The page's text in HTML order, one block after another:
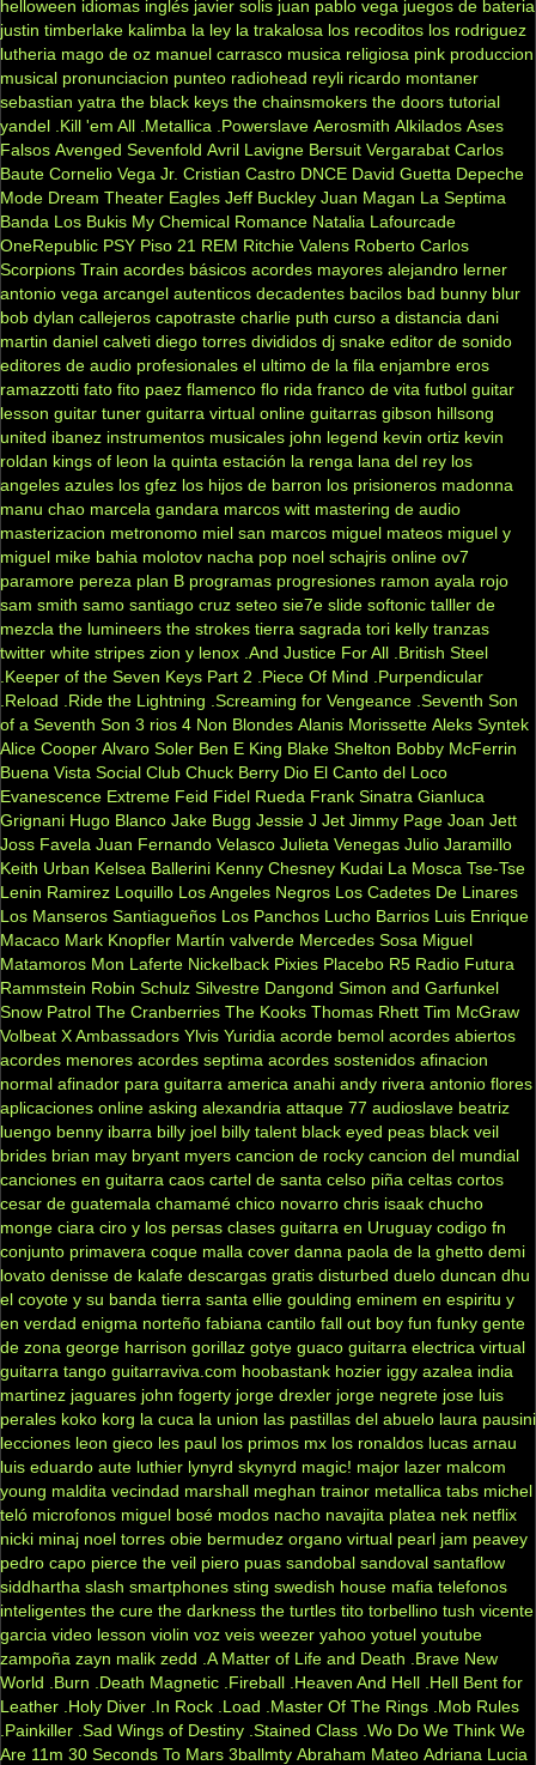
helloween idiomas inglés javier solis juan pablo vega juegos de bateria
justin timberlake kalimba la ley la trakalosa los recoditos los rodriguez
lutheria mago de oz manuel carrasco musica religiosa pink produccion
musical pronunciacion punteo radiohead reyli ricardo montaner
sebastian yatra the black keys the chainsmokers the doors tutorial
yandel .Kill 'em All .Metallica .Powerslave Aerosmith Alkilados Ases
Falsos Avenged Sevenfold Avril Lavigne Bersuit Vergarabat Carlos
Baute Cornelio Vega Jr. Cristian Castro DNCE David Guetta Depeche
Mode Dream Theater Eagles Jeff Buckley Juan Magan La Septima
Banda Los Bukis My Chemical Romance Natalia Lafourcade
OneRepublic PSY Piso 21 REM Ritchie Valens Roberto Carlos
Scorpions Train acordes básicos acordes mayores alejandro lerner
antonio vega arcangel autenticos decadentes bacilos bad bunny blur
bob dylan callejeros capotraste charlie puth curso a distancia dani
martin daniel calveti diego torres divididos dj snake editor de sonido
editores de audio profesionales el ultimo de la fila enjambre eros
ramazzotti fato fito paez flamenco flo rida franco de vita futbol guitar
lesson guitar tuner guitarra virtual online guitarras gibson hillsong
united ibanez instrumentos musicales john legend kevin ortiz kevin
roldan kings of leon la quinta estación la renga lana del rey los
angeles azules los gfez los hijos de barron los prisioneros madonna
manu chao marcela gandara marcos witt mastering de audio
masterizacion metronomo miel san marcos miguel mateos miguel y
miguel mike bahia molotov nacha pop noel schajris online ov7
paramore pereza plan B programas progresiones ramon ayala rojo
sam smith samo santiago cruz seteo sie7e slide softonic talller de
mezcla the lumineers the strokes tierra sagrada tori kelly tranzas
twitter white stripes zion y lenox .And Justice For All .British Steel
.Keeper of the Seven Keys Part 2
.Piece Of Mind
.Purpendicular
.Reload
.Ride the Lightning .Screaming for Vengeance .Seventh Son
of a Seventh Son 3 rios 4 Non Blondes Alanis Morissette Aleks Syntek
Alice Cooper Alvaro Soler Ben E King Blake Shelton Bobby McFerrin
Buena Vista Social Club Chuck Berry Dio El Canto del Loco
Evanescence Extreme Feid Fidel Rueda Frank Sinatra Gianluca
Grignani Hugo Blanco Jake Bugg Jessie J Jet Jimmy Page Joan Jett
Joss Favela Juan Fernando Velasco Julieta Venegas Julio Jaramillo
Keith Urban Kelsea Ballerini Kenny Chesney Kudai La Mosca Tse-Tse
Lenin Ramirez Loquillo Los Angeles Negros Los Cadetes De Linares
Los Manseros Santiagueños Los Panchos Lucho Barrios Luis Enrique
Macaco Mark Knopfler Martín valverde Mercedes Sosa Miguel
Matamoros Mon Laferte Nickelback Pixies Placebo R5 Radio Futura
Rammstein Robin Schulz Silvestre Dangond Simon and Garfunkel
Snow Patrol The Cranberries The Kooks Thomas Rhett Tim McGraw
Volbeat X Ambassadors Ylvis Yuridia acorde bemol acordes abiertos
acordes menores acordes septima acordes sostenidos afinacion
normal afinador para guitarra america anahi andy rivera antonio flores
aplicaciones online asking alexandria attaque 77 audioslave beatriz
luengo benny ibarra billy joel billy talent black eyed peas black veil
brides brian may bryant myers cancion de rocky cancion del mundial
canciones en guitarra caos cartel de santa celso piña celtas cortos
cesar de guatemala chamamé chico novarro chris isaak chucho
monge ciara ciro y los persas clases guitarra en Uruguay codigo fn
conjunto primavera coque malla cover danna paola de la ghetto demi
lovato denisse de kalafe descargas gratis disturbed duelo duncan dhu
el coyote y su banda tierra santa ellie goulding eminem en espiritu y
en verdad enigma norteño fabiana cantilo fall out boy fun funky gente
de zona george harrison gorillaz gotye guaco guitarra electrica virtual
guitarra tango guitarraviva.com hoobastank hozier iggy azalea india
martinez jaguares john fogerty jorge drexler jorge negrete jose luis
perales koko korg la cuca la union las pastillas del abuelo laura pausini
lecciones leon gieco les paul los primos mx los ronaldos lucas arnau
luis eduardo aute luthier lynyrd skynyrd magic! major lazer malcom
young maldita vecindad marshall meghan trainor metallica tabs michel
teló microfonos miguel bosé modos nacho navajita platea nek netflix
nicki minaj noel torres obie bermudez organo virtual pearl jam peavey
pedro capo pierce the veil piero puas sandobal sandoval santaflow
siddhartha slash smartphones sting swedish house mafia telefonos
inteligentes the cure the darkness the turtles tito torbellino tush vicente
garcia video lesson violin voz veis weezer yahoo yotuel youtube
zampoña zayn malik zedd .A Matter of Life and Death
.Brave New
World
.Burn .Death Magnetic .Fireball .Heaven And Hell .Hell Bent for
Leather .Holy Diver .In Rock .Load .Master Of The Rings .Mob Rules
.Painkiller .Sad Wings of Destiny .Stained Class .Wo Do We Think We
Are 11m 30 Seconds To Mars 3ballmty Abraham Mateo Adriana Lucia